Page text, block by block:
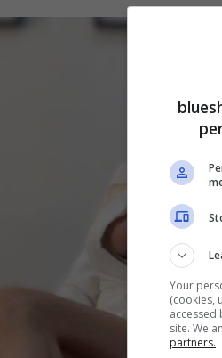
Your
(cookies,
accessed
site. We
partners.